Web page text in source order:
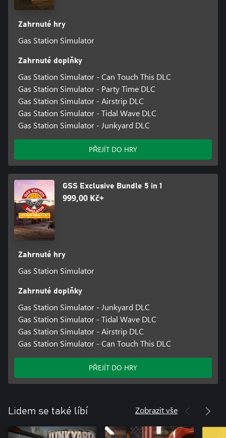
Zahrnuté hry
Gas Station Simulator
Zahrnuté doplňky
Gas Station Simulator - Can Touch This DLC
Gas Station Simulator - Party Time DLC
Gas Station Simulator - Airstrip DLC
Gas Station Simulator - Tidal Wave DLC
Gas Station Simulator - Junkyard DLC
PŘEJÍT DO HRY
GSS Exclusive Bundle 5 in 1
999,00 Kč+
Zahrnuté hry
Gas Station Simulator
Zahrnuté doplňky
Gas Station Simulator - Junkyard DLC
Gas Station Simulator - Tidal Wave DLC
Gas Station Simulator - Airstrip DLC
Gas Station Simulator - Can Touch This DLC
PŘEJÍT DO HRY
Lidem se také líbí Zobrazit vše